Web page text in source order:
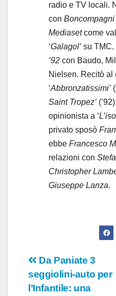
radio e TV locali.
con Boncompagni
Mediasetcome
‘Galagol’ su
’92 con Baudo,
Nielsen. Recitò al
‘Abbronzatissimi’
Saint Tropez’
opinionista a ‘
privato sposò
ebbe Francesco
relazioni con
Christopher
Giuseppe Lanza.
articoli
Da Paniate 3
seggiolini-auto per
l’Infantile: una